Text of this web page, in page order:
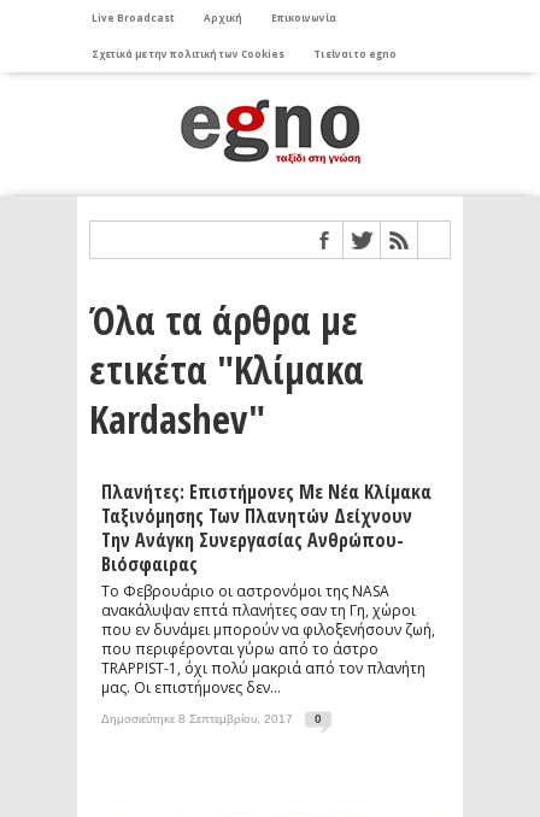
Live Broadcast Αρχική Επικοινωνία
Σχετικά με την πολιτική των Cookies Τι είναι το egno
Όλα τα άρθρα με
ετικέτα "Κλίμακα
Kardashev"
Πλανήτες: Επιστήμονες Με Νέα Κλίμακα
Ταξινόμησης Των Πλανητών Δείχνουν
Την Ανάγκη Συνεργασίας Ανθρώπου-
Βιόσφαιρας
Το Φεβρουάριο οι αστρονόμοι της NASA
ανακάλυψαν επτά πλανήτες σαν τη Γη, χώροι
που εν δυνάμει μπορούν να φιλοξενήσουν ζωή,
που περιφέρονται γύρω από το άστρο
TRAPPIST-1, όχι πολύ μακριά από τον πλανήτη
μας. Οι επιστήμονες δεν...
Δημοσιεύτηκε 8 Σεπτεμβρίου, 2017 0